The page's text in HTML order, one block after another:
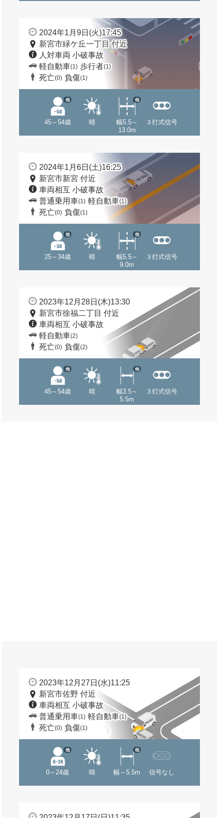
2024年1月9日(火)17:45
新宮市緑ケ丘一丁目 付近
人対車両 小破事故
軽自動車(1) 歩行者(1)
死亡(0) 負傷(1)
45～54歳
他
晴
幅5.5～
13.0m
他
３灯式信号
2024年1月6日(土)16:25
新宮市新宮 付近
車両相互 小破事故
普通乗用車(1) 軽自動車(1)
死亡(0) 負傷(1)
25～34歳
他
晴
幅5.5～
9.0m
他
３灯式信号
2023年12月28日(木)13:30
新宮市徐福二丁目 付近
車両相互 小破事故
軽自動車(2)
死亡(0) 負傷(2)
45～54歳
他
晴
幅3.5～
5.5m
他
３灯式信号
2023年12月27日(水)11:25
新宮市佐野 付近
車両相互 小破事故
普通乗用車(1) 軽自動車(1)
死亡(0) 負傷(1)
0～24歳
他
晴 幅～5.5m
他
信号なし